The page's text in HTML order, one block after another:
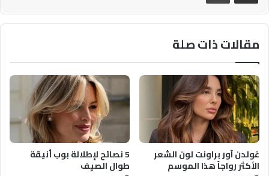
مقالات ذات صلة
غولدن آور براونت لون الشعر
الأكثر رواجاً هذا الموسم
5 نصائح لإطلالة بوب أنيقة
طوال الصيف